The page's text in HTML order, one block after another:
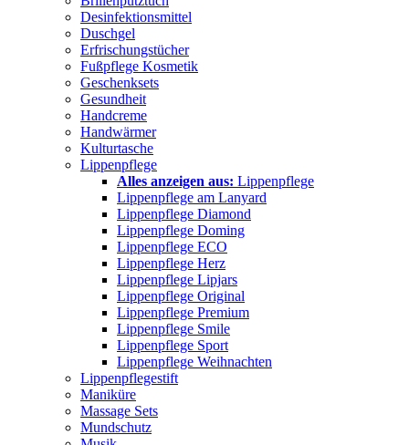
Desinfektionsmittel
Duschgel
Erfrischungstücher
Fußpflege Kosmetik
Geschenksets
Gesundheit
Handcreme
Handwärmer
Kulturtasche
Lippenpflege
Alles anzeigen aus: Lippenpflege
Lippenpflege am Lanyard
Lippenpflege Diamond
Lippenpflege Doming
Lippenpflege ECO
Lippenpflege Herz
Lippenpflege Lipjars
Lippenpflege Original
Lippenpflege Premium
Lippenpflege Smile
Lippenpflege Sport
Lippenpflege Weihnachten
Lippenpflegestift
Maniküre
Massage Sets
Mundschutz